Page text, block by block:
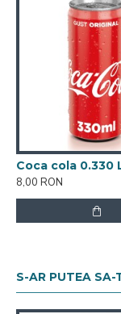
Coca cola 0.330
8,00 RON
S-AR PUTEA SA-